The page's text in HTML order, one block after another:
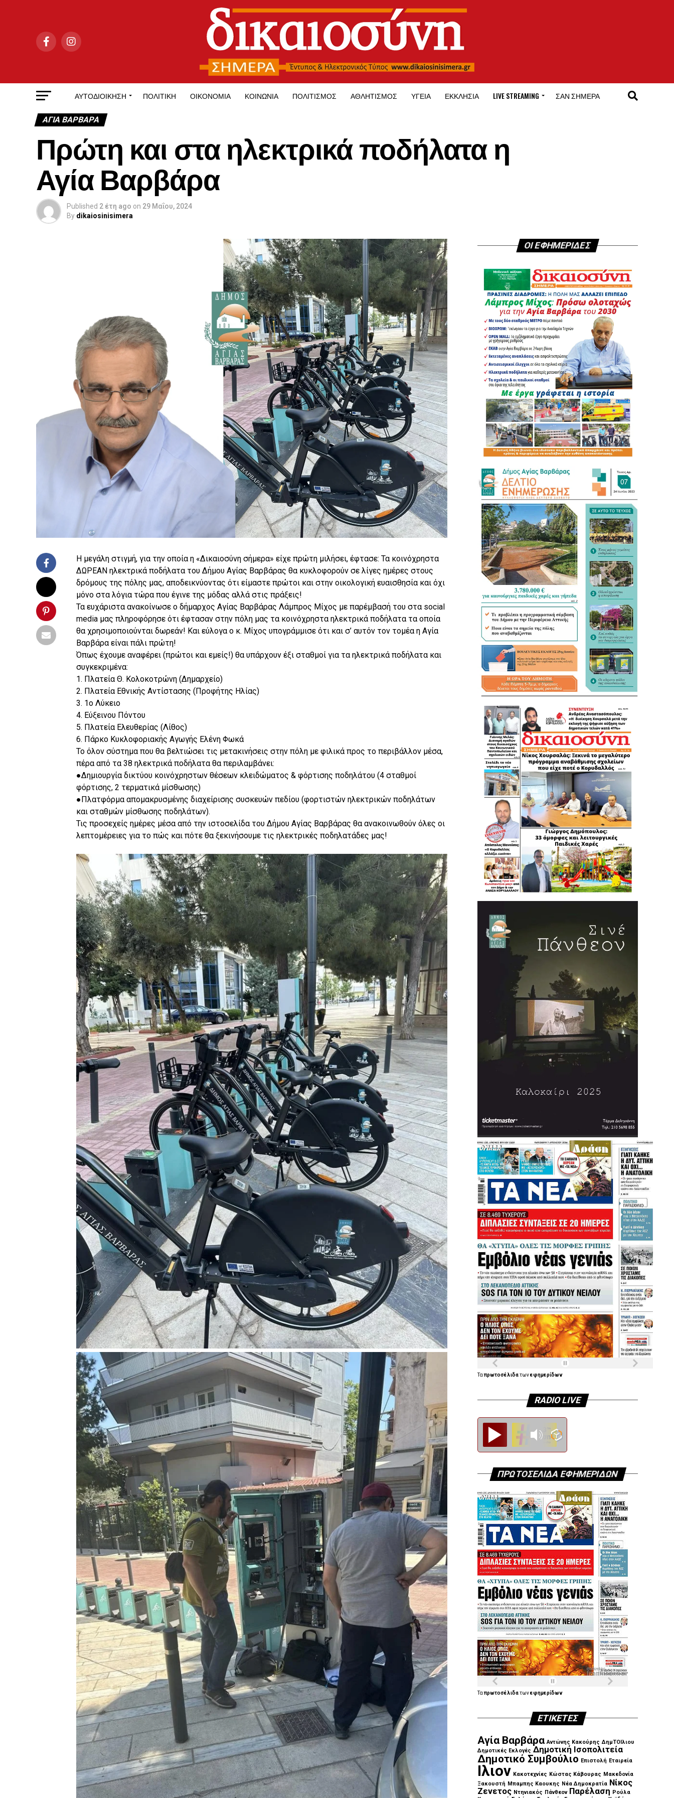
ΑΥΤΟΔΙΟΊΚΗΣΗ ΠΟΛΙΤΙΚΉ ΟΙΚΟΝΟΜΊΑ ΚΟΙΝΩΝΊΑ ΠΟΛΙΤΙΣΜΌΣ ΑΘΛΗΤΙΣΜΌΣ ΥΓΕΊΑ ΕΚΚΛΗΣΊΑ LIVE STREAMING ΣΑΝ ΣΉΜΕΡΑ
ΑΓΙΑ ΒΑΡΒΑΡΑ
Πρώτη και στα ηλεκτρικά ποδήλατα η
Αγία Βαρβάρα
Published 2 έτη ago on 29 Μαΐου, 2024
By dikaiosinisimera
Η μεγάλη στιγμή, για την οποία η «Δικαιοσύνη σήμερα» είχε πρώτη μιλήσει, έφτασε: Τα κοινόχρηστα
ΔΩΡΕΑΝ ηλεκτρικά ποδήλατα του Δήμου Αγίας Βαρβάρας θα κυκλοφορούν σε λίγες ημέρες στους
δρόμους της πόλης μας, αποδεικνύοντας ότι είμαστε πρώτοι και στην οικολογική ευαισθησία και όχι
μόνο στα λόγια τώρα που έγινε της μόδας αλλά στις πράξεις!
Τα ευχάριστα ανακοίνωσε ο δήμαρχος Αγίας Βαρβάρας Λάμπρος Μίχος με παρέμβασή του στα social
media μας πληροφόρησε ότι έφτασαν στην πόλη μας τα κοινόχρηστα ηλεκτρικά ποδήλατα τα οποία
θα χρησιμοποιούνται δωρεάν! Και εύλογα ο κ. Μίχος υπογράμμισε ότι και σ’ αυτόν τον τομέα η Αγία
Βαρβάρα είναι πάλι πρώτη!
Όπως έχουμε αναφέρει (πρώτοι και εμείς!) θα υπάρχουν έξι σταθμοί για τα ηλεκτρικά ποδήλατα και
συγκεκριμένα:
1. Πλατεία Θ. Κολοκοτρώνη (Δημαρχείο)
2. Πλατεία Εθνικής Αντίστασης (Προφήτης Ηλίας)
3. 1ο Λύκειο
4. Εύξεινου Πόντου
5. Πλατεία Ελευθερίας (Λίθος)
6. Πάρκο Κυκλοφοριακής Αγωγής Ελένη Φωκά
Το όλον σύστημα που θα βελτιώσει τις μετακινήσεις στην πόλη με φιλικά προς το περιβάλλον μέσα,
πέρα από τα 38 ηλεκτρικά ποδήλατα θα περιλαμβάνει:
●Δημιουργία δικτύου κοινόχρηστων θέσεων κλειδώματος & φόρτισης ποδηλάτου (4 σταθμοί
φόρτισης, 2 τερματικά μίσθωσης)
●Πλατφόρμα απομακρυσμένης διαχείρισης συσκευών πεδίου (φορτιστών ηλεκτρικών ποδηλάτων
και σταθμών μίσθωσης ποδηλάτων).
Τις προσεχείς ημέρες μέσα από την ιστοσελίδα του Δήμου Αγίας Βαρβάρας θα ανακοινωθούν όλες οι
λεπτομέρειες για το πώς και πότε θα ξεκινήσουμε τις ηλεκτρικές ποδηλατάδες μας!
ΟΙ ΕΦΗΜΕΡΙΔΕΣ
Ταπρωτοσέλιδατωνεφημερίδων
RADIO LIVE
ΠΡΩΤΟΣΕΛΙΔΑ ΕΦΗΜΕΡΙΔΩΝ
Ταπρωτοσέλιδατωνεφημερίδων
ΕΤΙΚΈΤΕΣ
Αγία Βαρβάρα Αντώνης Κακούρης ΔημΤΟΙλιου
Δημοτικές Εκλογές Δημοτική Ισοπολιτεία
Δημοτικό Συμβούλιο Επιστολή Εταιρεία
Ιλιον Κακοτεχνίες Κώστας Κάβουρας Μακεδονία
Ξακουστή Μπαμπης Καουκης Νέα Δημοκρατία Νίκος
Ζενετος Ντηνιακός Πάνθεον Παρέλαση Ρούλα